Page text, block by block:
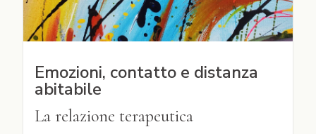
Emozioni, contatto e distanza
abitabile
La relazione terapeutica